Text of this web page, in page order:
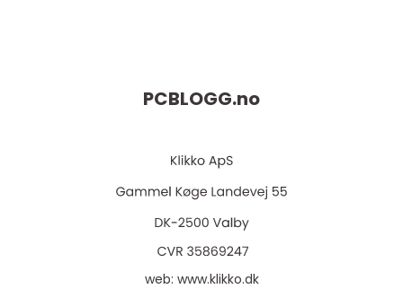
PCBLOGG.no
web: www.klikko.dk